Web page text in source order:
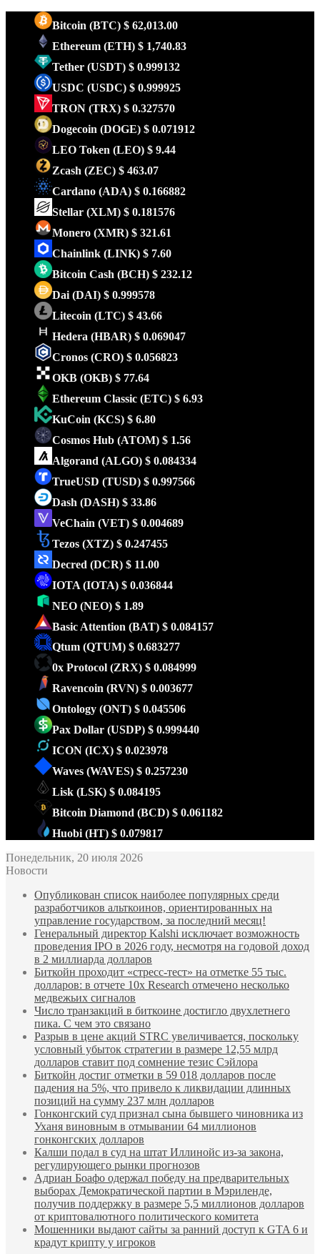
Bitcoin (BTC) $ 62,013.00
Ethereum (ETH) $ 1,740.83
Tether (USDT) $ 0.999132
USDC (USDC) $ 0.999925
TRON (TRX) $ 0.327570
Dogecoin (DOGE) $ 0.071912
LEO Token (LEO) $ 9.44
Zcash (ZEC) $ 463.07
Cardano (ADA) $ 0.166882
Stellar (XLM) $ 0.181576
Monero (XMR) $ 321.61
Chainlink (LINK) $ 7.60
Bitcoin Cash (BCH) $ 232.12
Dai (DAI) $ 0.999578
Litecoin (LTC) $ 43.66
Hedera (HBAR) $ 0.069047
Cronos (CRO) $ 0.056823
OKB (OKB) $ 77.64
Ethereum Classic (ETC) $ 6.93
KuCoin (KCS) $ 6.80
Cosmos Hub (ATOM) $ 1.56
Algorand (ALGO) $ 0.084334
TrueUSD (TUSD) $ 0.997566
Dash (DASH) $ 33.86
VeChain (VET) $ 0.004689
Tezos (XTZ) $ 0.247455
Decred (DCR) $ 11.00
IOTA (IOTA) $ 0.036844
NEO (NEO) $ 1.89
Basic Attention (BAT) $ 0.084157
Qtum (QTUM) $ 0.683277
0x Protocol (ZRX) $ 0.084999
Ravencoin (RVN) $ 0.003677
Ontology (ONT) $ 0.045506
Pax Dollar (USDP) $ 0.999440
ICON (ICX) $ 0.023978
Waves (WAVES) $ 0.257230
Lisk (LSK) $ 0.084195
Bitcoin Diamond (BCD) $ 0.061182
Huobi (HT) $ 0.079817
Понедельник, 20 июля 2026
Новости
Опубликован список наиболее популярных среди
разработчиков альткоинов, ориентированных на
управление государством, за последний месяц!
Генеральный директор Kalshi исключает возможность
проведения IPO в 2026 году, несмотря на годовой доход
в 2 миллиарда долларов
Биткойн проходит «стресс-тест» на отметке 55 тыс.
долларов: в отчете 10x Research отмечено несколько
медвежьих сигналов
Число транзакций в биткоине достигло двухлетнего
пика. С чем это связано
Разрыв в цене акций STRC увеличивается, поскольку
условный убыток стратегии в размере 12,55 млрд
долларов ставит под сомнение тезис Сэйлора
Биткойн достиг отметки в 59 018 долларов после
падения на 5%, что привело к ликвидации длинных
позиций на сумму 237 млн долларов
Гонконгский суд признал сына бывшего чиновника из
Уханя виновным в отмывании 64 миллионов
гонконгских долларов
Калши подал в суд на штат Иллинойс из-за закона,
регулирующего рынки прогнозов
Адриан Боафо одержал победу на предварительных
выборах Демократической партии в Мэриленде,
получив поддержку в размере 5,5 миллионов долларов
от криптовалютного политического комитета
Мошенники выдают сайты за ранний доступ к GTA 6 и
крадут крипту у игроков